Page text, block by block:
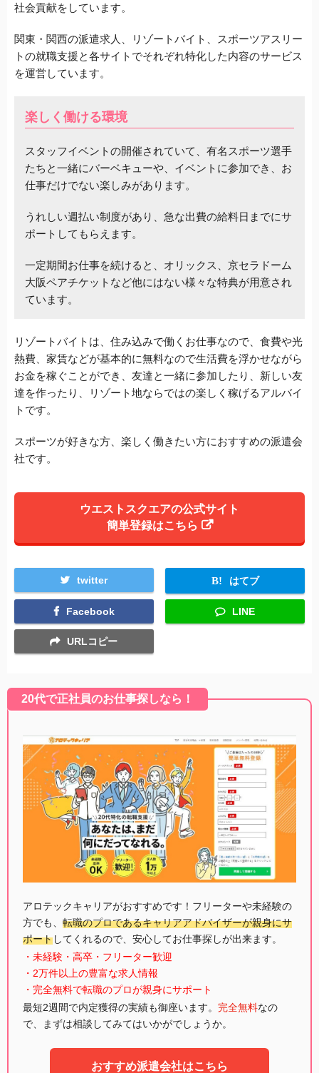
社会貢献をしています。
関東・関西の派遣求人、リゾートバイト、スポーツアスリー
トの就職支援と各サイトでそれぞれ特化した内容のサービス
を運営しています。
楽しく働ける環境
スタッフイベントの開催されていて、有名スポーツ選手
たちと一緒にバーベキューや、イベントに参加でき、お
仕事だけでない楽しみがあります。
うれしい週払い制度があり、急な出費の給料日までにサ
ポートしてもらえます。
一定期間お仕事を続けると、オリックス、京セラドーム
大阪ペアチケットなど他にはない様々な特典が用意され
ています。
リゾートバイトは、住み込みで働くお仕事なので、食費や光
熱費、家賃などが基本的に無料なので生活費を浮かせながら
お金を稼ぐことができ、友達と一緒に参加したり、新しい友
達を作ったり、リゾート地ならではの楽しく稼げるアルバイ
トです。
スポーツが好きな方、楽しく働きたい方におすすめの派遣会
社です。
ウエストスクエアの公式サイト
簡単登録はこちら
twitter はてブ
Facebook LINE
URLコピー
20代で正社員のお仕事探しなら！
アロテックキャリアがおすすめです！フリーターや未経験の
方でも、 転職のプロであるキャリアアドバイザーが親身にサ
ポートしてくれるので、安心してお仕事探しが出来ます。
・未経験・高卒・フリーター歓迎
・2万件以上の豊富な求人情報
・完全無料で転職のプロが親身にサポート
最短2週間で内定獲得の実績も御座います。 完全無料なの
で、まずは相談してみてはいかがでしょうか。
おすすめ派遣会社はこちら